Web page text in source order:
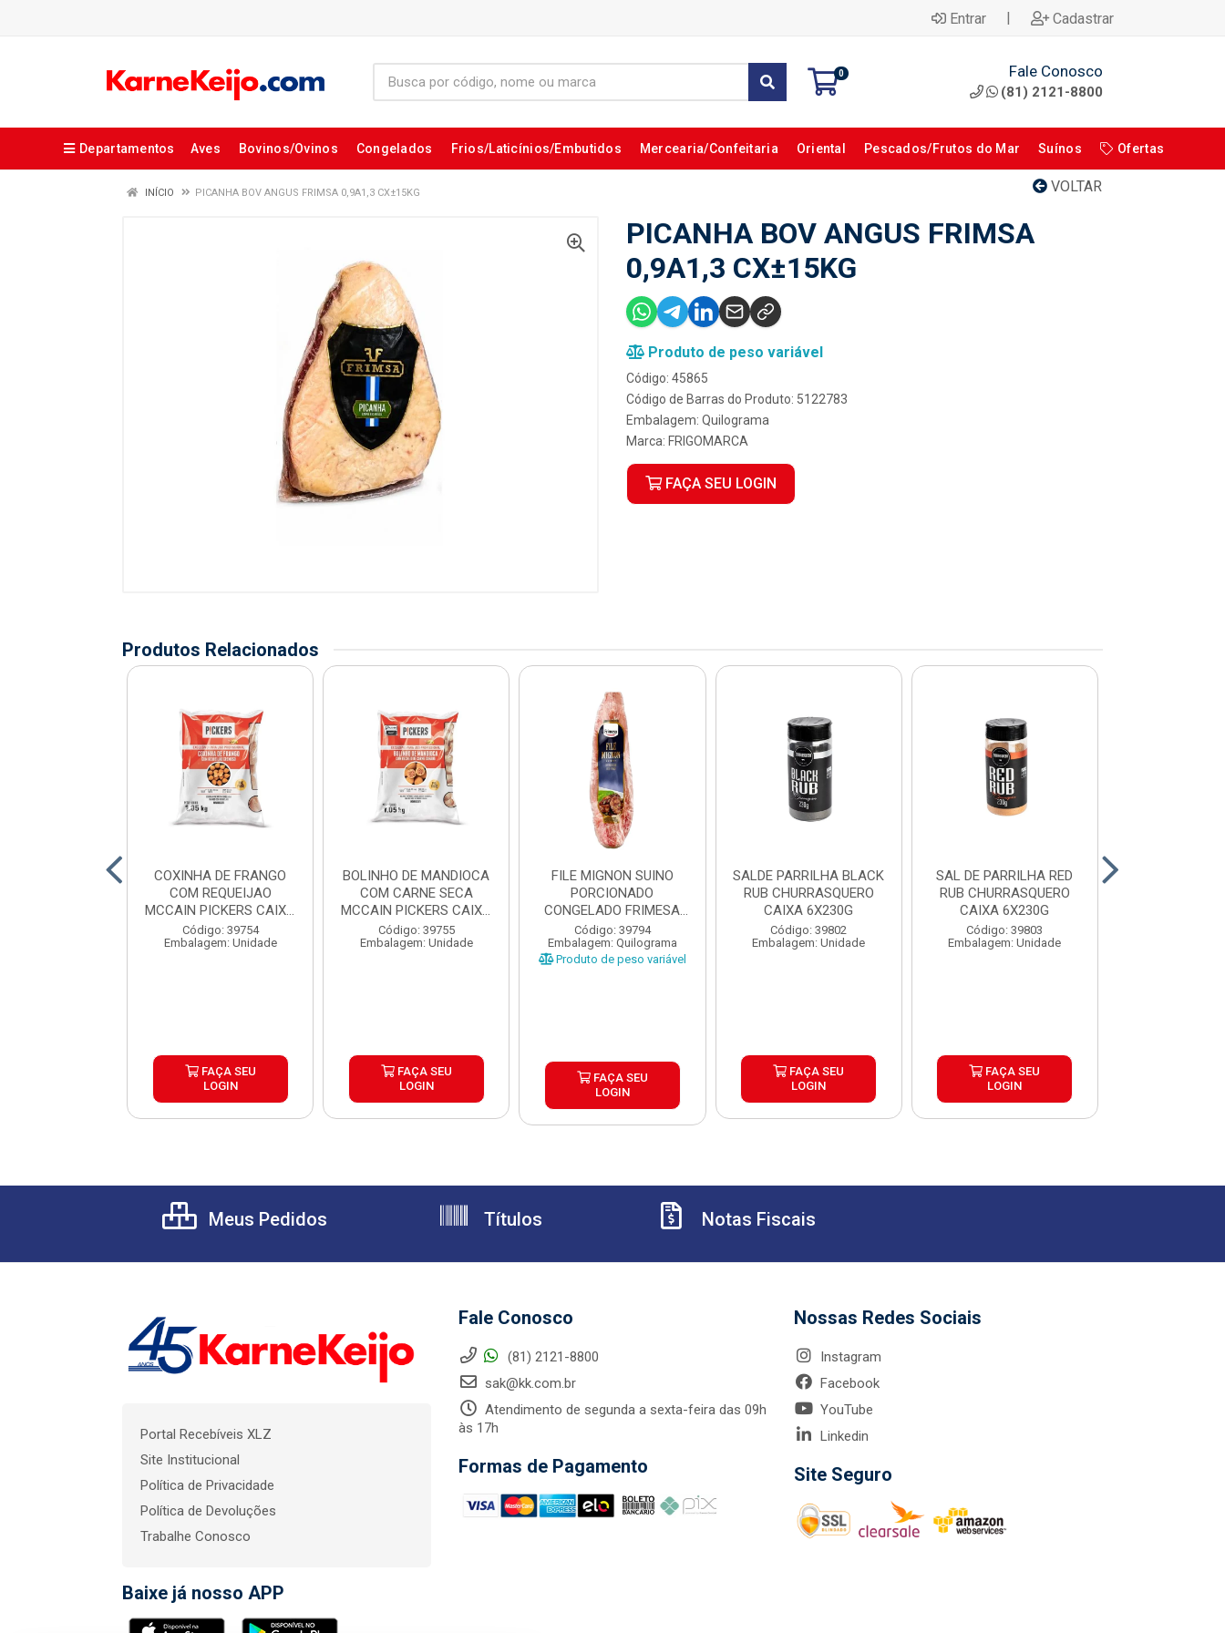
Entrar | Cadastrar
0 Fale Conosco
(81) 2121-8800
Departamentos Aves Bovinos/Ovinos Congelados Frios/Laticínios/Embutidos Mercearia/Confeitaria Oriental Pescados/Frutos do Mar Suínos Ofertas
VOLTAR
INÍCIO PICANHA BOV ANGUS FRIMSA 0,9A1,3 CX±15KG
PICANHA BOV ANGUS FRIMSA
0,9A1,3 CX±15KG
Produto de peso variável
Código: 45865
Código de Barras do Produto: 5122783
Embalagem: Quilograma
Marca: FRIGOMARCA
FAÇA SEU LOGIN
Produtos Relacionados
COXINHA DE FRANGO
COM REQUEIJAO
MCCAIN PICKERS CAIXA
6X1,05K...
Código: 39754
Embalagem: Unidade
FAÇA SEU
LOGIN
BOLINHO DE MANDIOCA
COM CARNE SECA
MCCAIN PICKERS CAIXA
6X1,...
Código: 39755
Embalagem: Unidade
FAÇA SEU
LOGIN
FILE MIGNON SUINO
PORCIONADO
CONGELADO FRIMESA
CAIXA ±15KG
Código: 39794
Embalagem: Quilograma
Produto de peso variável
FAÇA SEU
LOGIN
SALDE PARRILHA BLACK
RUB CHURRASQUERO
CAIXA 6X230G
Código: 39802
Embalagem: Unidade
FAÇA SEU
LOGIN
SAL DE PARRILHA RED
RUB CHURRASQUERO
CAIXA 6X230G
Código: 39803
Embalagem: Unidade
FAÇA SEU
LOGIN
Meus Pedidos Títulos Notas Fiscais
Portal Recebíveis XLZ
Site Institucional
Política de Privacidade
Política de Devoluções
Trabalhe Conosco
Baixe já nosso APP
Fale Conosco
(81) 2121-8800
sak@kk.com.br
Atendimento de segunda a sexta-feira das 09h
às 17h
Formas de Pagamento
Nossas Redes Sociais
Instagram
Facebook
YouTube
Linkedin
Site Seguro